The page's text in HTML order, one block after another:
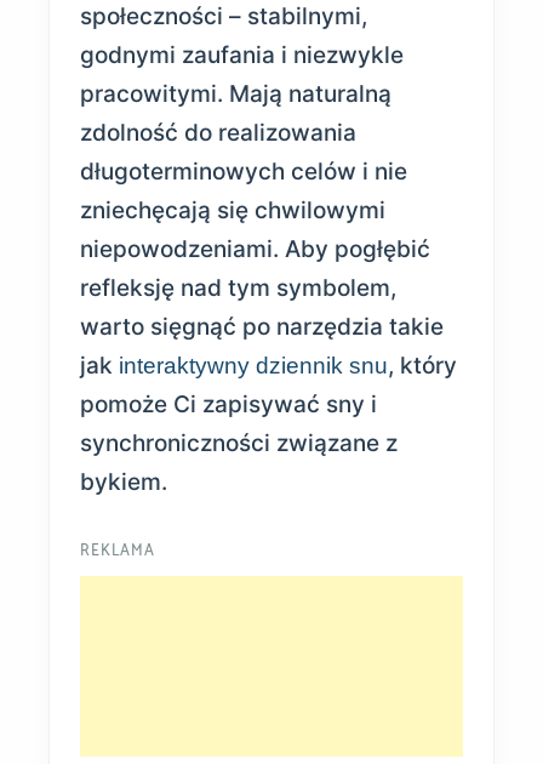
społeczności – stabilnymi,
godnymi zaufania i niezwykle
pracowitymi. Mają naturalną
zdolność do realizowania
długoterminowych celów i nie
zniechęcają się chwilowymi
niepowodzeniami. Aby pogłębić
refleksję nad tym symbolem,
warto sięgnąć po narzędzia takie
jak interaktywny dziennik snu, który
pomoże Ci zapisywać sny i
synchroniczności związane z
bykiem.
REKLAMA